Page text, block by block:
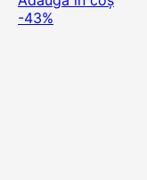
-43%